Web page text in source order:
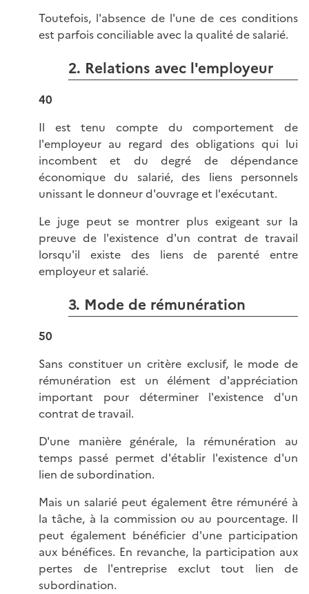
Toutefois, l'absence de l'une de ces conditions
est parfois conciliable avec la qualité de salarié.
2. Relations avec l'employeur
40
Il est tenu compte du comportement de
l'employeur au regard des obligations qui lui
incombent et du degré de dépendance
économique du salarié, des liens personnels
unissant le donneur d'ouvrage et l'exécutant.
Le juge peut se montrer plus exigeant sur la
preuve de l'existence d'un contrat de travail
lorsqu'il existe des liens de parenté entre
employeur et salarié.
3. Mode de rémunération
50
Sans constituer un critère exclusif, le mode de
rémunération est un élément d'appréciation
important pour déterminer l'existence d'un
contrat de travail.
D'une manière générale, la rémunération au
temps passé permet d'établir l'existence d'un
lien de subordination.
Mais un salarié peut également être rémunéré à
la tâche, à la commission ou au pourcentage. Il
peut également bénéficier d'une participation
aux bénéfices. En revanche, la participation aux
pertes de l'entreprise exclut tout lien de
subordination.